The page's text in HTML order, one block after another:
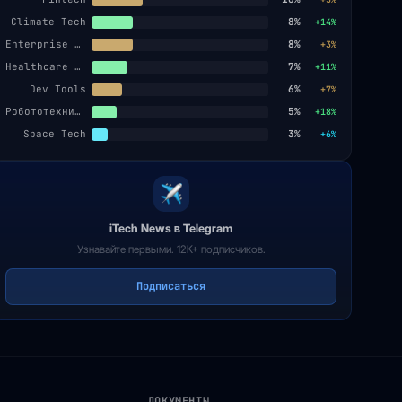
Climate Tech 8% +14%
Enterprise SaaS 8% +3%
Healthcare AI 7% +11%
Dev Tools 6% +7%
Робототехника 5% +18%
Space Tech 3% +6%
iTech News в Telegram
Узнавайте первыми. 12K+ подписчиков.
Подписаться